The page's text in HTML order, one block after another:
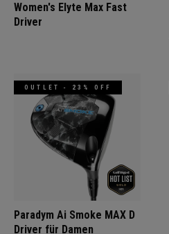
Women's Elyte Max Fast
Driver
OUTLET - 23% OFF
Paradym Ai Smoke MAX D
Driver für Damen